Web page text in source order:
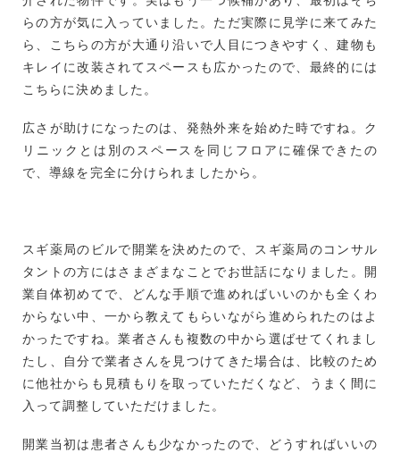
らの方が気に入っていました。ただ実際に見学に来てみた
ら、こちらの方が大通り沿いで人目につきやすく、建物も
キレイに改装されてスペースも広かったので、最終的には
こちらに決めました。
広さが助けになったのは、発熱外来を始めた時ですね。ク
リニックとは別のスペースを同じフロアに確保できたの
で、導線を完全に分けられましたから。
スギ薬局のビルで開業を決めたので、スギ薬局のコンサル
タントの方にはさまざまなことでお世話になりました。開
業自体初めてで、どんな手順で進めればいいのかも全くわ
からない中、一から教えてもらいながら進められたのはよ
かったですね。業者さんも複数の中から選ばせてくれまし
たし、自分で業者さんを見つけてきた場合は、比較のため
に他社からも見積もりを取っていただくなど、うまく間に
入って調整していただけました。
開業当初は患者さんも少なかったので、どうすればいいの